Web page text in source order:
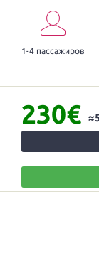
1-4 пассажиров
230€